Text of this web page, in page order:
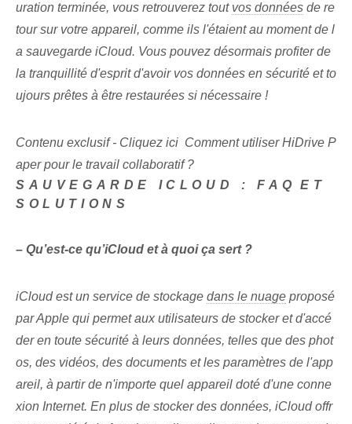
uration terminée, vous retrouverez tout‌ vos données de re
tour sur votre appareil, comme ils l'étaient au moment de l
a sauvegarde iCloud. Vous pouvez désormais profiter de
la tranquillité d'esprit d'avoir vos données en sécurité et to
ujours prêtes à être restaurées si nécessaire !
Contenu exclusif - Cliquez ici Comment utiliser HiDrive P
aper pour le travail collaboratif ?
SAUVEGARDE ICLOUD :‌ FAQ⁤ET
SOLUTIONS
– Qu’est-ce qu’iCloud et à quoi ça sert ?
iCloud est un service de stockage dans le nuage proposé
par Apple qui ⁣permet aux utilisateurs de ⁢stocker et d'accé
der⁤ en toute sécurité⁤ à leurs données⁢, telles que des phot
os, des vidéos, des documents et ⁣les paramètres de l'app
areil, à partir de n'importe quel appareil doté d'une conne
xion Internet.⁢ En plus de stocker des données, iCloud offr